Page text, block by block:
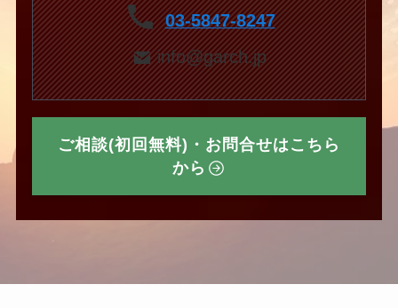
03-5847-8247
info@garch.jp
ご相談(初回無料)・お問合せはこちら
から